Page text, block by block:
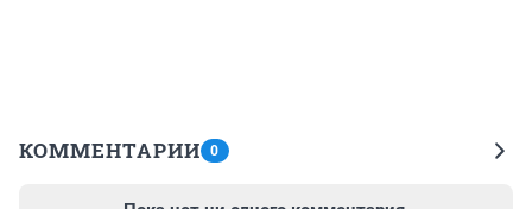
КОММЕНТАРИИ 0